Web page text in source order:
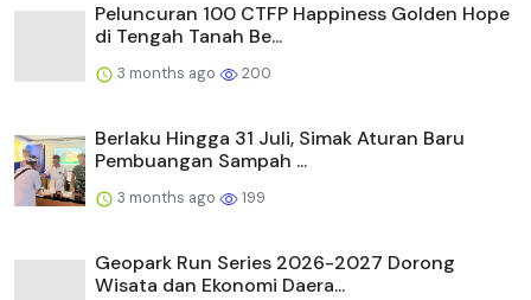
Peluncuran 100 CTFP Happiness Golden Hope
di Tengah Tanah Be...
3 months ago 200
Berlaku Hingga 31 Juli, Simak Aturan Baru
Pembuangan Sampah ...
3 months ago 199
Geopark Run Series 2026-2027 Dorong
Wisata dan Ekonomi Daera...